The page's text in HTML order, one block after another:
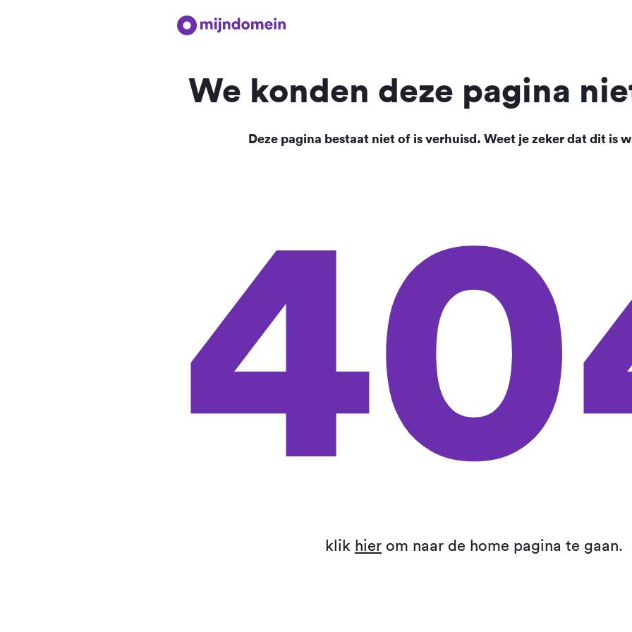
We konden deze pagina
Deze pagina bestaat niet of is verhuisd. Weet je zeker dat dit is
klik hier om naar de home pagina te gaan.